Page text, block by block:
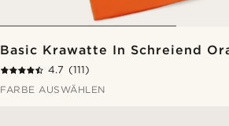
Basic Krawatte In Schreiend
4.7 (111)
FARBE AUSWÄHLEN